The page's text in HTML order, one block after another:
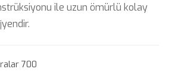
ile uzun ömürlü kolay
700